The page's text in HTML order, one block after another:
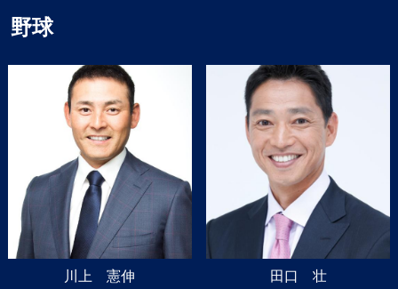
野球
川上 憲伸
田口 壮